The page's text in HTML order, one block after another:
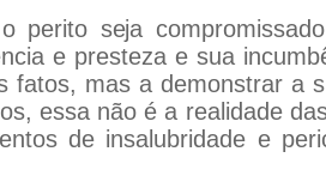
perito seja
e presteza e sua
fatos, mas a demonstrar a
essa não é a realidade
de insalubridade e